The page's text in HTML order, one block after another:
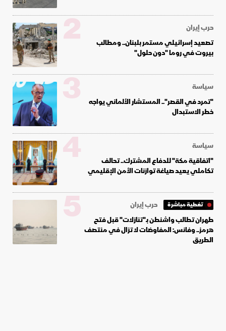
حرب إيران
تصعيد إسرائيلي مستمر بلبنان.. ومطالب
بيروت في روما "دون حلول"
2
سياسة
"تمرد في القصر".. المستشار الألماني يواجه
خطر الاستبدال
3
سياسة
"اتفاقية مكة" للدفاع المشترك.. تحالف
تكاملي يعيد صياغة توازنات الأمن الإقليمي 4
تغطية مباشرة
حرب إيران
طهران تطالب واشنطن بـ"تنازلات" قبل فتح
هرمز.. وفانس: المفاوضات لا تزال في منتصف
الطريق
5